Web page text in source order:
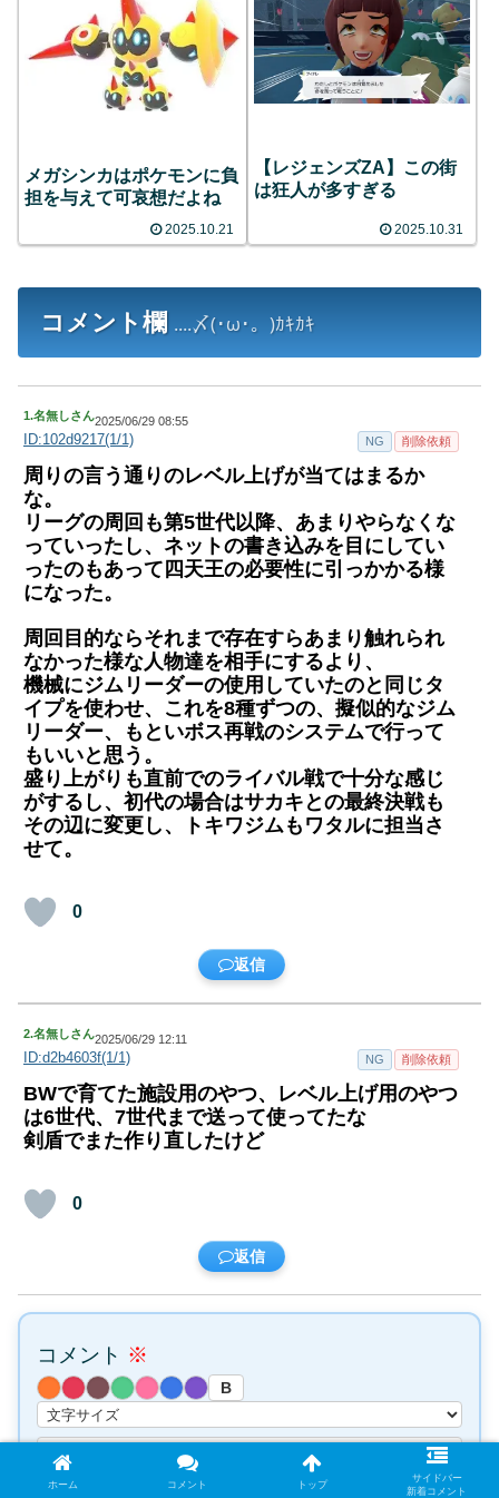
メガシンカはポケモンに負
担を与えて可哀想だよね
2025.10.21
【レジェンズZA】この街
は狂人が多すぎる
2025.10.31
コメント欄 ....〆(･ω･。)ｶｷｶｷ
1.名無しさん2025/06/29 08:55
ID:102d9217(1/1) NG 削除依頼
周りの言う通りのレベル上げが当てはまるか
な。
リーグの周回も第5世代以降、あまりやらなくな
っていったし、ネットの書き込みを目にしてい
ったのもあって四天王の必要性に引っかかる様
になった。
周回目的ならそれまで存在すらあまり触れられ
なかった様な人物達を相手にするより、
機械にジムリーダーの使用していたのと同じタ
イプを使わせ、これを8種ずつの、擬似的なジム
リーダー、もといボス再戦のシステムで行って
もいいと思う。
盛り上がりも直前でのライバル戦で十分な感じ
がするし、初代の場合はサカキとの最終決戦も
その辺に変更し、トキワジムもワタルに担当さ
せて。
0
返信
2.名無しさん2025/06/29 12:11
ID:d2b4603f(1/1) NG 削除依頼
BWで育てた施設用のやつ、レベル上げ用のやつ
は6世代、7世代まで送って使ってたな
剣盾でまた作り直したけど
0
返信
コメント ※
B
ホーム コメント トップ
サイドバー
新着コメント